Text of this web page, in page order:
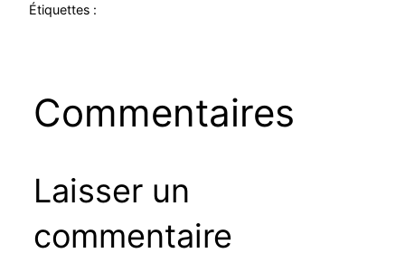
Étiquettes :
Commentaires
Laisser un
commentaire